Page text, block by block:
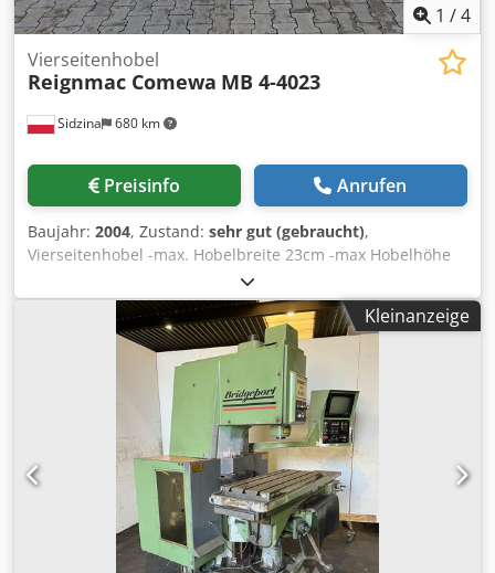
1 /4
Sidzina 680 km
Vierseitenhobel
Reignmac Comewa MB 4-4023
Preisinfo Anrufen
Baujahr: 2004, Zustand: sehr gut (gebraucht),
Vierseitenhobel -max. Hobelbreite 23cm -max Hobelhöhe
16cm Csdjhlp D Nspfx Akcjha -2 Zugrollen im Tisch -
verchromter Tisch - stufenlose Regulierung der
Vorschubgeschwindigkeit -2 Umlenkrollen von oben vor
dem unteren Kopf, zusätzlich eine Rollenvorrichtung für
kurze Elemente - 4 Spindeln: unten 5,5kW, rechts 5,5kW,
links 5,5kW, oben 7,5kW Die Maschine ist in einem sehr
guten Zustand, wenig gebraucht, mit Spiralköpfen unten
rechts und links, mit einem Terssa-Messerkopf oben.
Kleinanzeige